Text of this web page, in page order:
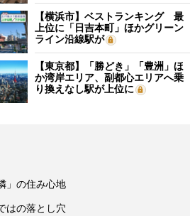
【横浜市】ベストランキング 最
上位に「日吉本町」ほかグリーン
ライン沿線駅が
【東京都】「勝どき」「豊洲」ほ
か湾岸エリア、副都心エリアへ乗
り換えなし駅が上位に
」の住み心地
はの落とし穴